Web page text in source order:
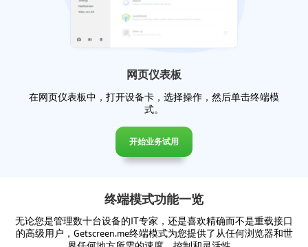
网页仪表板
在网页仪表板中，打开设备卡，选择操作，然后单击终端模
式。
开始业务试用
终端模式功能一览
无论您是管理数十台设备的IT专家，还是喜欢精确而不是重载接口
的高级用户，Getscreen.me终端模式为您提供了从任何浏览器和世